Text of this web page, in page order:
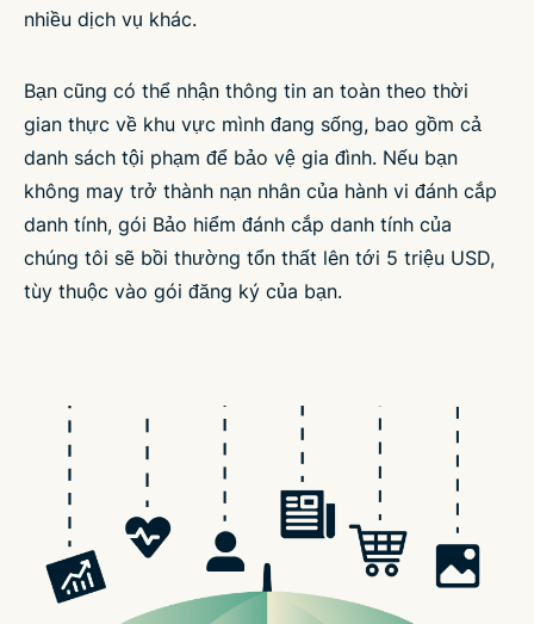
nhiều dịch vụ khác.
Bạn cũng có thể nhận thông tin an toàn theo thời
gian thực về khu vực mình đang sống, bao gồm cả
danh sách tội phạm để bảo vệ gia đình. Nếu bạn
không may trở thành nạn nhân của hành vi đánh cắp
danh tính, gói Bảo hiểm đánh cắp danh tính của
chúng tôi sẽ bồi thường tổn thất lên tới 5 triệu USD,
tùy thuộc vào gói đăng ký của bạn.